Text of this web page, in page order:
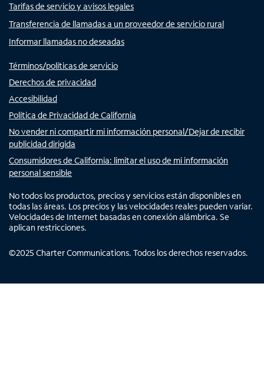
Tarifas de servicio y avisos legales
Transferencia de llamadas a un proveedor de servicio rural
Informar llamadas no deseadas
Términos/políticas de servicio
Derechos de privacidad
Accesibilidad
Política de Privacidad de California
No vender ni compartir mi información personal/Dejar de recibir
publicidad dirigida
Consumidores de California: limitar el uso de mi información
personal sensible
No todos los productos, precios y servicios están disponibles en
todas las áreas. Los precios y las velocidades reales pueden variar.
Velocidades de Internet basadas en conexión alámbrica. Se
aplican restricciones.
©2025 Charter Communications. Todos los derechos reservados.